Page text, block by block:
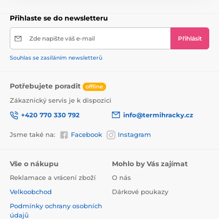
Přihlaste se do newsletteru
Zde napište váš e-mail Přihlásit
Souhlas se zasíláním newsletterů
Potřebujete poradit offline
Zákaznický servis je k dispozici
+420 770 330 792
info@termihracky.cz
Jsme také na: Facebook Instagram
Vše o nákupu
Reklamace a vrácení zboží
Velkoobchod
Podmínky ochrany osobních
údajů
Mohlo by Vás zajímat
O nás
Dárkové poukazy